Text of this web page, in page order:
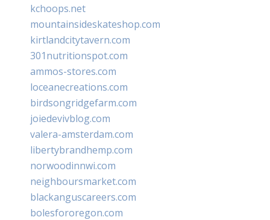
kchoops.net
mountainsideskateshop.com
kirtlandcitytavern.com
301nutritionspot.com
ammos-stores.com
loceanecreations.com
birdsongridgefarm.com
joiedevivblog.com
valera-amsterdam.com
libertybrandhemp.com
norwoodinnwi.com
neighboursmarket.com
blackanguscareers.com
bolesfororegon.com